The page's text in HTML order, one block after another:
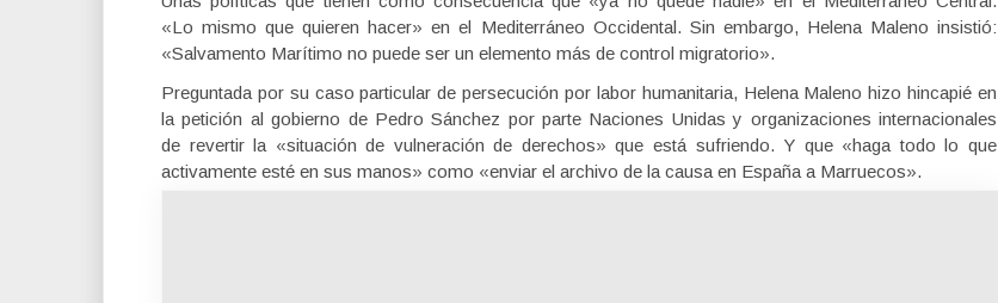
«Lo mismo que quieren hacer» en el Mediterráneo Occidental. Sin embargo, Helena Maleno insistió:
«Salvamento Marítimo no puede ser un elemento más de control migratorio».
Preguntada por su caso particular de persecución por labor humanitaria, Helena Maleno hizo hincapié en
la petición al gobierno de Pedro Sánchez por parte Naciones Unidas y organizaciones internacionales
de revertir la «situación de vulneración de derechos» que está sufriendo. Y que «haga todo lo que
activamente esté en sus manos» como «enviar el archivo de la causa en España a Marruecos».